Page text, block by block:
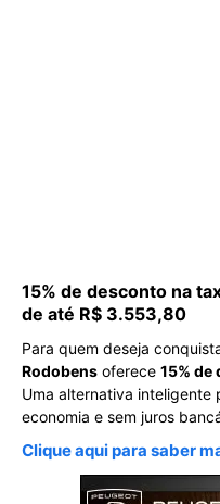
15% de desconto na
de até R$ 3.553,80
Para quem deseja
Rodobens oferece 15%
Uma alternativa inteligente
economia e sem juros
Clique aqui para saber